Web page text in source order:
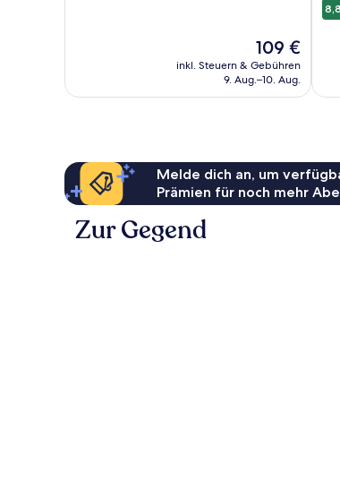
Der
Preis
beträgt
109 €
inkl. Steuern & Gebühren
9. Aug.–10. Aug.
8,8
Melde dich an, um
Prämien für noch mehr
Zur Gegend